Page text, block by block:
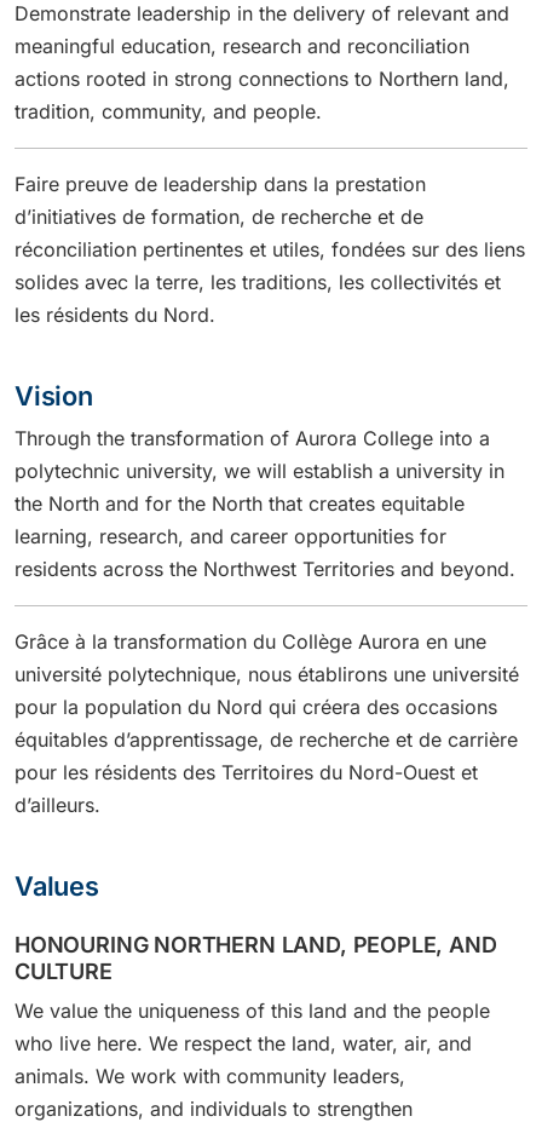
Demonstrate leadership in the delivery of relevant and
meaningful education, research and reconciliation
actions rooted in strong connections to Northern land,
tradition, community, and people.
Faire preuve de leadership dans la prestation
d’initiatives de formation, de recherche et de
réconciliation pertinentes et utiles, fondées sur des liens
solides avec la terre, les traditions, les collectivités et
les résidents du Nord.
Vision
Through the transformation of Aurora College into a
polytechnic university, we will establish a university in
the North and for the North that creates equitable
learning, research, and career opportunities for
residents across the Northwest Territories and beyond.
Grâce à la transformation du Collège Aurora en une
université polytechnique, nous établirons une université
pour la population du Nord qui créera des occasions
équitables d’apprentissage, de recherche et de carrière
pour les résidents des Territoires du Nord-Ouest et
d’ailleurs.
Values
HONOURING NORTHERN LAND, PEOPLE, AND
CULTURE
We value the uniqueness of this land and the people
who live here. We respect the land, water, air, and
animals. We work with community leaders,
organizations, and individuals to strengthen